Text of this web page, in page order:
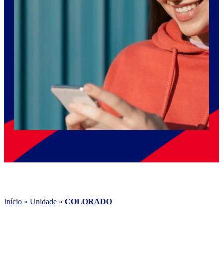
Início » Unidade » COLORADO